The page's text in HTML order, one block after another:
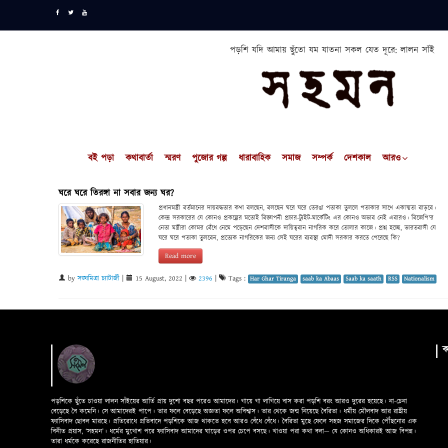
পড়শি যদি আমায় ছুঁতো যম যাতনা সকল যেত দূরে: লালন সাঁই
বই পড়া কথাবার্তা স্মরণ পুজোর গল্প ধারাবাহিক সমাজ সম্পর্ক দেশকাল আরও
ঘরে ঘরে তিরঙ্গা না সবার জন্য ঘর?
প্রধানমন্ত্রী বর্তমানের দায়বদ্ধতার কথা বলছেন, বলছেন ঘরে ঘরে তেরঙা পতাকা তুললে পতাকার সাথে একাত্মতা বাড়বে।
কেন্দ্র সরকারের যে কোনও প্রকল্পের মতোই বিজ্ঞাপনী প্রচার-ট্যুইট-মার্কেটিং এর কোনও অভাব নেই এবারও। বিজেপি'র
নেতা মন্ত্রীরা কোমর বেঁধে নেমে পড়েছেন দেশবাসীকে দায়িত্ববান নাগরিক করে তোলার কাজে। প্রশ্ন হচ্ছে, ভারতবাসী যে
ঘরে ঘরে পতাকা তুলবেন, প্রত্যেক নাগরিকের জন্য সেই ঘরের ব্যবস্থা মোদী সরকার করতে পেরেছে কি?
Read more
byসঙ্ঘমিত্রা চ্যাটার্জী 15 August, 2022 2396 Tags : Har Ghar Tiranga saab ka Abaas Saab ka saath RSS Nationalism
পড়শিকে ছুঁতে চাওয়া লালন সাঁইয়ের আর্তি প্রায় দুশো বছর পরেও আমাদের। গায়ে গা লাগিয়ে বাস করা পড়শি বরং আরও দুরের হয়েছে। না-চেনা
বেড়েছে বৈ কমেনি। সে আমাদেরই পাপে। তার ফলে বেড়েছে অজ্ঞতা ফলে অবিশ্বাস। তার থেকে জন্ম নিয়েছে বৈরিতা। ধর্মীয় মৌলবাদ আর রাষ্ট্রীয়
ফ্যাসিবাদ ছোবল মারছে। প্রতিরোধে প্রতিবাদে পড়শিকে আজ থাকতে হবে আরও বেঁধে বেঁধে। বৈরিতা মুছে ফেলে সহজ সমাজের দিকে পৌঁছনোর এক
বিনীত প্রয়াস, ‘সহমন’। ধর্মের মুখোশ পরে ফ্যাসিবাদ আমাদের ঘাড়ের ওপর চেপে বসছে। খাওয়া পরা কথা বলা—­­ যে কোনও অধিকারই আজ বিপন্ন।
তারা ধর্মকে করেছে রাজনীতির হাতিয়ার।